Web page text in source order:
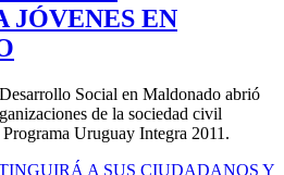
JÓVENES EN
Social en Maldonado abrió
de la sociedad civil
Uruguay Integra 2011.